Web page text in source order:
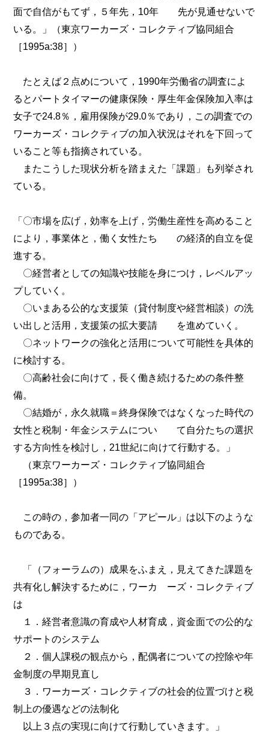
面で自信がもてず，５年先，10年 先が見通せないで
いる。」（東京ワーカーズ・コレクティブ協同組合
［1995a:38］）
たとえば２点めについて，1990年労働省の調査によ
るとパートタイマーの健康保険・厚生年金保険加入率は
女子で24.8％，雇用保険が29.0％であり，この調査での
ワーカーズ・コレクティブの加入状況はそれを下回って
いること等も指摘されている。
またこうした現状分析を踏まえた「課題」も列挙され
ている。
「〇市場を広げ，効率を上げ，労働生産性を高めること
により，事業体と，働く女性たち の経済的自立を促
進する。
〇経営者としての知識や技能を身につけ，レベルアッ
プしていく。
〇いまある公的な支援策（貸付制度や経営相談）の洗
い出しと活用，支援策の拡大要請 を進めていく。
〇ネットワークの強化と活用について可能性を具体的
に検討する。
〇高齢社会に向けて，長く働き続けるための条件整
備。
〇結婚が，永久就職＝終身保険ではなくなった時代の
女性と税制・年金システムについ て自分たちの選択
する方向性を検討し，21世紀に向けて行動する。」
（東京ワーカーズ・コレクティブ協同組合
［1995a:38］）
この時の，参加者一同の「アピール」は以下のような
ものである。
「（フォーラムの）成果をふまえ，見えてきた課題を
共有化し解決するために，ワーカ ーズ・コレクティブ
は
１．経営者意識の育成や人材育成，資金面での公的な
サポートのシステム
２．個人課税の観点から，配偶者についての控除や年
金制度の早期見直し
３．ワーカーズ・コレクティブの社会的位置づけと税
制上の優遇などの法制化
以上３点の実現に向けて行動していきます。」